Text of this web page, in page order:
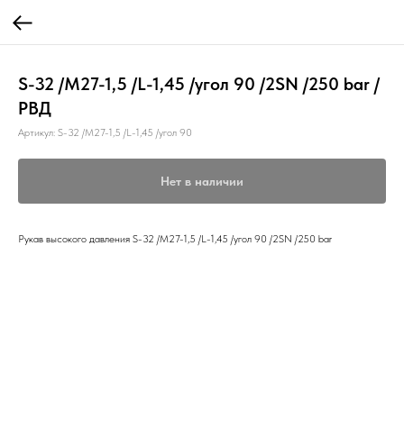
S-32 /М27-1,5 /L-1,45 /угол 90 /2SN /250 bar /
РВД
Артикул: S-32 /М27-1,5 /L-1,45 /угол 90
Нет в наличии
Рукав высокого давления S-32 /М27-1,5 /L-1,45 /угол 90 /2SN /250 bar